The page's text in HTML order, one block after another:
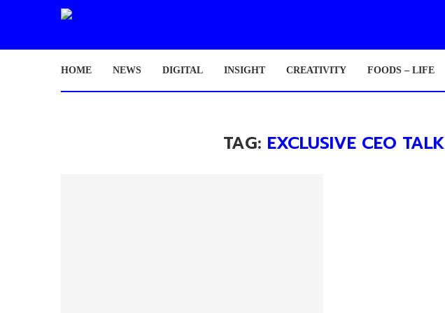
HOME NEWS DIGITAL INSIGHT CREATIVITY FOODS – LIFE
TAG: EXCLUSIVE CEO TALK